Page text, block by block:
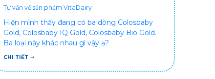
Tư vấn về sản phẩm VitaDairy
Hiện mình thấy đang có ba dòng Colosbaby
Gold, Colosbaby IQ Gold, Colosbaby Bio Gold.
Ba loại này khác nhau gì vậy ạ?
CHI TIẾT